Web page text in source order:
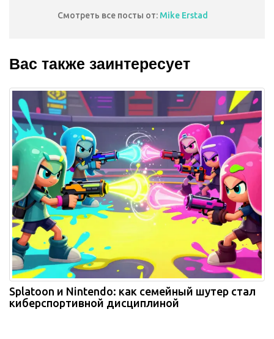
Смотреть все посты от: Mike Erstad
Вас также заинтересует
Splatoon и Nintendo: как семейный шутер стал
киберспортивной дисциплиной